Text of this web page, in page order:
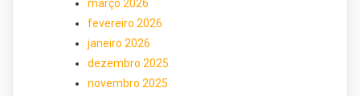
março 2026
fevereiro 2026
janeiro 2026
dezembro 2025
novembro 2025